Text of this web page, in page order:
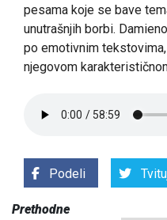
pesama koje se bave
unutrašnjih borbi.
po emotivnim
njegovom
Podeli
Prethodne